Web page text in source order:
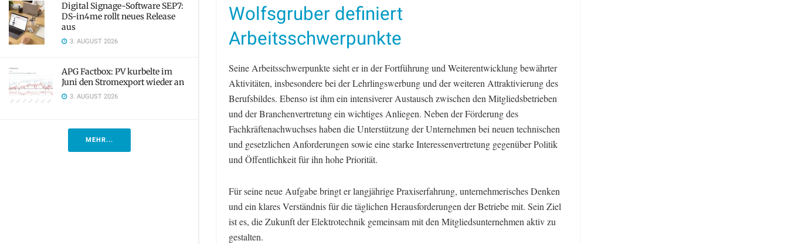
Digital Signage-Software SEP7:
DS-in4me rollt neues Release
aus
3. AUGUST 2026
APG Factbox: PV kurbelte im
Juni den Stromexport wieder an
3. AUGUST 2026
MEHR...
Wolfsgruber definiert
Arbeitsschwerpunkte
Seine Arbeitsschwerpunkte sieht er in der Fortführung und Weiterentwicklung bewährter
Aktivitäten, insbesondere bei der Lehrlingswerbung und der weiteren Attraktivierung des
Berufsbildes. Ebenso ist ihm ein intensiverer Austausch zwischen den Mitgliedsbetrieben
und der Branchenvertretung ein wichtiges Anliegen. Neben der Förderung des
Fachkräftenachwuchses haben die Unterstützung der Unternehmen bei neuen technischen
und gesetzlichen Anforderungen sowie eine starke Interessenvertretung gegenüber Politik
und Öffentlichkeit für ihn hohe Priorität.
Für seine neue Aufgabe bringt er langjährige Praxiserfahrung, unternehmerisches Denken
und ein klares Verständnis für die täglichen Herausforderungen der Betriebe mit. Sein Ziel
ist es, die Zukunft der Elektrotechnik gemeinsam mit den Mitgliedsunternehmen aktiv zu
gestalten.